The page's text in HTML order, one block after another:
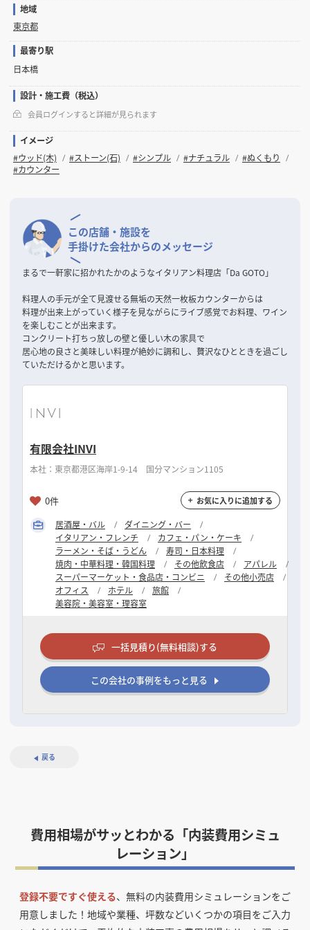
地域
東京都
最寄り駅
日本橋
設計・施工費（税込）
会員ログインすると詳細が見られます
イメージ
#ウッド(木)
#ストーン(石) #シンプル #ナチュラル
#ぬくもり
#カウンター
この店舗・施設を
手掛けた会社からのメッセージ
まるで一軒家に招かれたかのようなイタリアン料理店「Da GOTO」
料理人の手元が全て見渡せる無垢の天然一枚板カウンターからは
料理が出来上がっていく様子を見ながらにライブ感覚でお料理、ワイン
を楽しむことが出来ます。
コンクリート打ちっ放しの壁と優しい木の家具で
居心地の良さと美味しい料理が絶妙に調和し、贅沢なひとときを過ごし
ていただけるかと思います。
有限会社INVI
本社：東京都港区海岸1-9-14 国分マンション1105
0件 お気に入りに追加する
居酒屋・バル
ダイニング・バー
イタリアン・フレンチ
カフェ・パン・ケーキ
ラーメン・そば・うどん
寿司・日本料理
焼肉・中華料理・韓国料理
その他飲食店
アパレル
スーパーマーケット・食品店・コンビニ
その他小売店
オフィス
ホテル
旅館
美容院・美容室・理容室
一括見積り(無料相談)する
この会社の事例をもっと見る
戻る
費用相場がサッとわかる「内装費用シミュ
レーション」
登録不要ですぐ使える、無料の内装費用シミュレーションをご
用意しました！ 地域や業種、坪数などいくつかの項目をご入力